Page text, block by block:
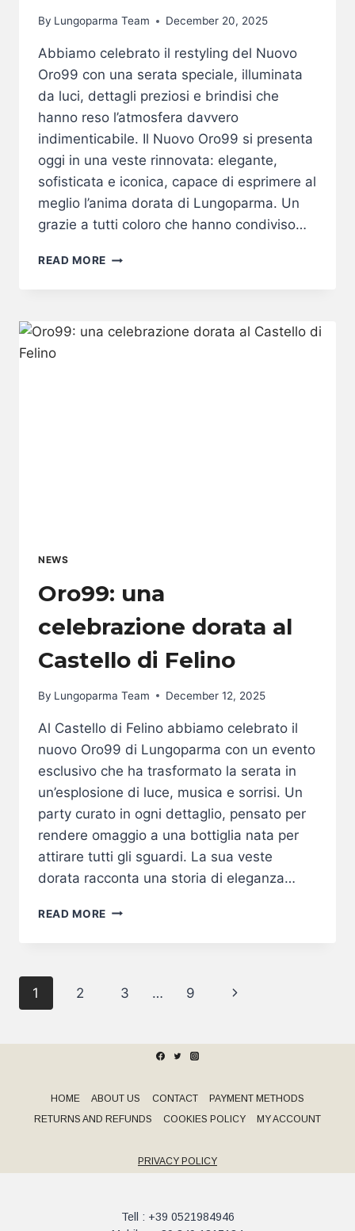
By Lungoparma Team December 20, 2025
Abbiamo celebrato il restyling del Nuovo
Oro99 con una serata speciale, illuminata
da luci, dettagli preziosi e brindisi che
hanno reso l’atmosfera davvero
indimenticabile. Il Nuovo Oro99 si presenta
oggi in una veste rinnovata: elegante,
sofisticata e iconica, capace di esprimere al
meglio l’anima dorata di Lungoparma. Un
grazie a tutti coloro che hanno condiviso…
READ MORE NUOVO
SCINTILLANTE
PER
NEWS
Oro99: una
celebrazione dorata al
Castello di Felino
By Lungoparma Team December 12, 2025
Al Castello di Felino abbiamo celebrato il
nuovo Oro99 di Lungoparma con un evento
esclusivo che ha trasformato la serata in
un’esplosione di luce, musica e sorrisi. Un
party curato in ogni dettaglio, pensato per
rendere omaggio a una bottiglia nata per
attirare tutti gli sguardi. La sua veste
dorata racconta una storia di eleganza…
READ MORE ORO99:
CASTELLO
Page
1 2 3 … 9
Next
HOME ABOUT US CONTACT
PAYMENT METHODS
RETURNS AND REFUNDS
COOKIES POLICY MY ACCOUNT
PRIVACY POLICY
Tell : +39 0521984946